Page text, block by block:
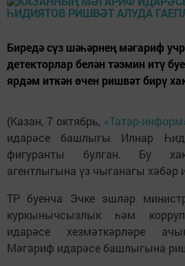
Биредә сүз шәһәрнең мәгариф
детекторлар белән тәэмин итү
ярдәм иткән өчен ришвәт бирү
(Казан, 7 октябрь, «Татар-
идарәсе башлыгы Илнар
фигуранты булган. Бу
агентлыгына үз чыганагы хәбәр
ТР буенча Эчке эшләр
куркынычсызлык һәм
идарәсе хезмәткәрләре
Мәгариф идарәсе башлыгына